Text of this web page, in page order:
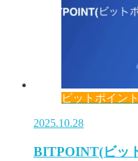
ビットポイント
2025.10.28
BITPOINT(ビッ